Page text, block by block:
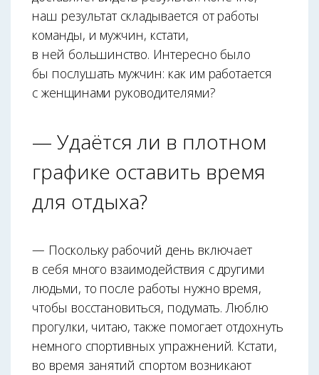
наш результат складывается от работы
команды, и мужчин, кстати,
в ней большинство. Интересно было
бы послушать мужчин: как им работается
с женщинами руководителями?
— Удаётся ли в плотном
графике оставить время
для отдыха?
— Поскольку рабочий день включает
в себя много взаимодействия с другими
людьми, то после работы нужно время,
чтобы восстановиться, подумать. Люблю
прогулки, читаю, также помогает отдохнуть
немного спортивных упражнений. Кстати,
во время занятий спортом возникают